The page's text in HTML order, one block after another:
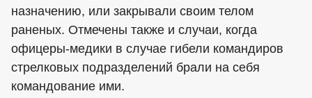
назначению, или закрывали своим телом
раненых. Отмечены также и случаи, когда
офицеры-медики в случае гибели командиров
стрелковых подразделений брали на себя
командование ими.